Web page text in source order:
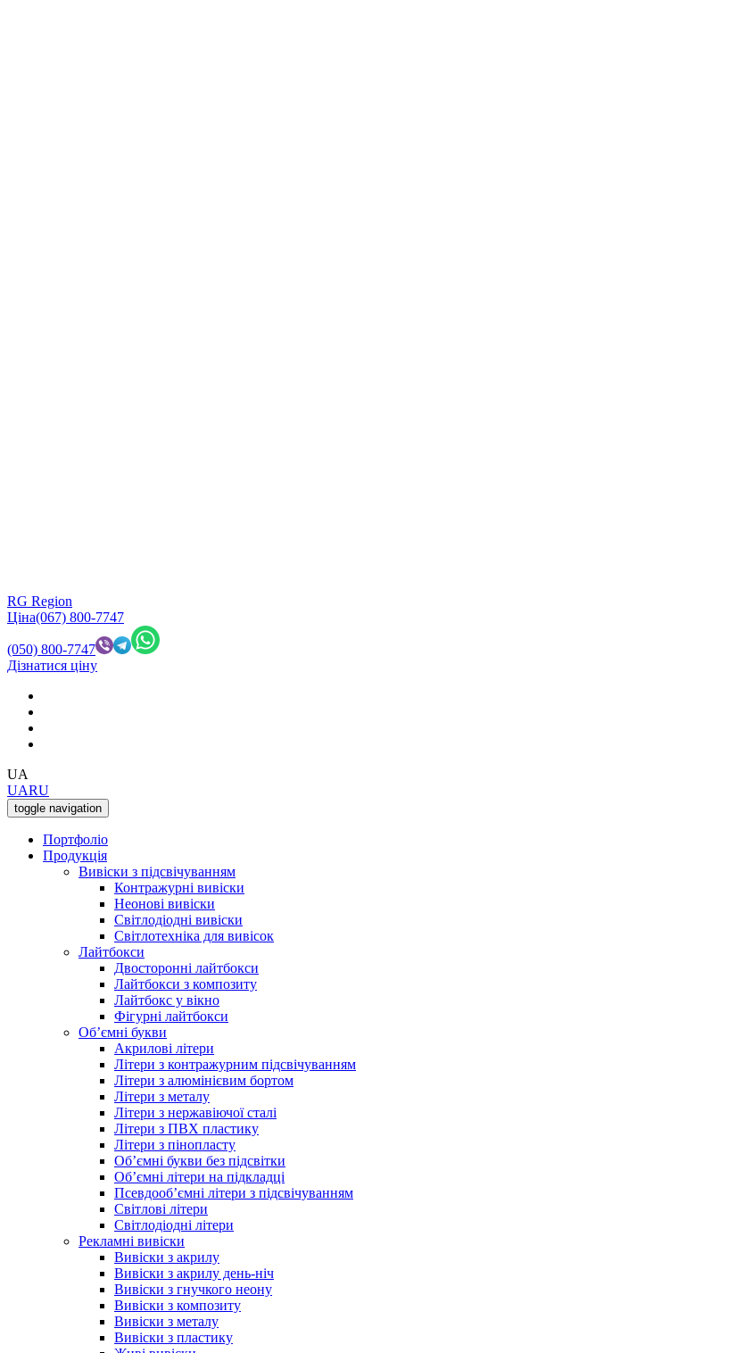
RG Region
Ціна(067) 800-7747
(050) 800-7747
Дізнатися ціну
UA
UARU
toggle navigation
Портфоліо
Продукція
Вивіски з підсвічуванням
Контражурні вивіски
Неонові вивіски
Світлодіодні вивіски
Світлотехніка для вивісок
Лайтбокси
Двосторонні лайтбокси
Лайтбокси з композиту
Лайтбокс у вікно
Фігурні лайтбокси
Об’ємні букви
Акрилові літери
Літери з контражурним підсвічуванням
Літери з алюмінієвим бортом
Літери з металу
Літери з нержавіючої сталі
Літери з ПВХ пластику
Літери з пінопласту
Об’ємні букви без підсвітки
Об’ємні літери на підкладці
Псевдооб’ємні літери з підсвічуванням
Світлові літери
Світлодіодні літери
Рекламні вивіски
Вивіски з акрилу
Вивіски з акрилу день-ніч
Вивіски з гнучкого неону
Вивіски з композиту
Вивіски з металу
Вивіски з пластику